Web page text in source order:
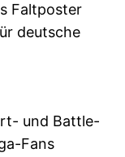
Faltposter
deutsche
und Battle-
Fans